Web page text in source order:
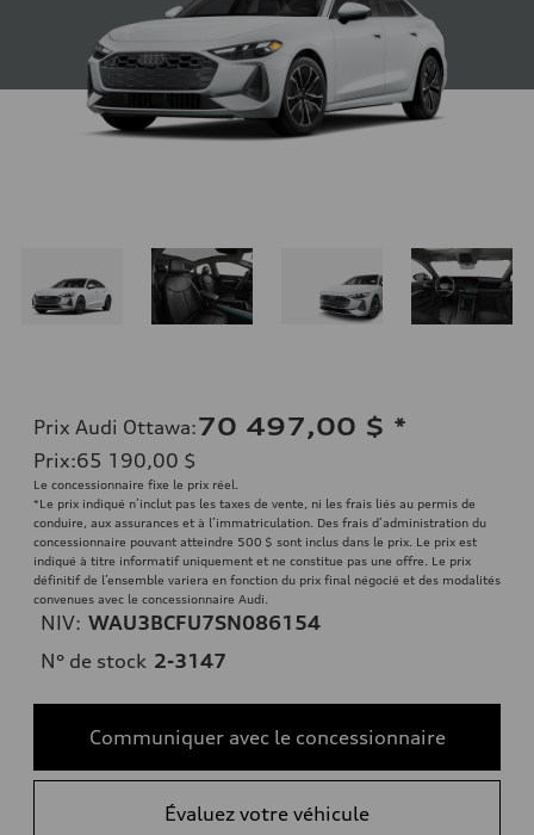
Prix Audi Ottawa:70 497,00 $ *
Prix:65 190,00 $
Le concessionnaire fixe le prix réel.
*Le prix indiqué n’inclut pas les taxes de vente, ni les frais liés au permis de
conduire, aux assurances et à l’immatriculation. Des frais d’administration du
concessionnaire pouvant atteindre 500 $ sont inclus dans le prix. Le prix est
indiqué à titre informatif uniquement et ne constitue pas une offre. Le prix
définitif de l’ensemble variera en fonction du prix final négocié et des modalités
convenues avec le concessionnaire Audi.
NIV: WAU3BCFU7SN086154
N° de stock 2-3147
Communiquer avec le concessionnaire
Évaluez votre véhicule